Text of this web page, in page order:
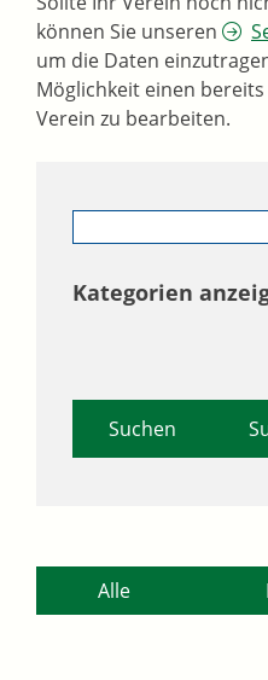
können Sie unseren
um die Daten
Möglichkeit einen
Verein zu bearbeiten.
Kategorien
Alle